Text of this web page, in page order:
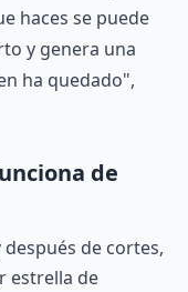
haces se puede
y genera una
ha quedado",
de
después de cortes,
estrella de